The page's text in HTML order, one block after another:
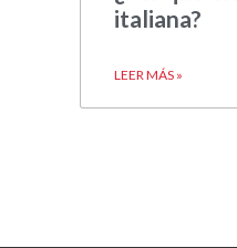
italiana?
LEER MÁS »